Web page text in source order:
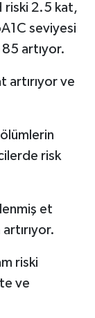
riski 2.5 kat,
seviyesi
artıyor.
artırıyor ve
risk
et
riski
ve